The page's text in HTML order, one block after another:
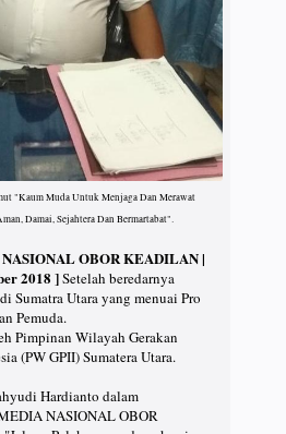
"Kaum Muda Untuk Menjaga Dan Merawat
Damai, Sejahtera Dan Bermartabat".
OBOR KEADILAN |
2018 ]Setelah beredarnya
Sumatra Utara yang menuai Pro
Pemuda.
Pimpinan Wilayah Gerakan
(PW GPII) Sumatera Utara.
Hardianto dalam
NASIONAL OBOR